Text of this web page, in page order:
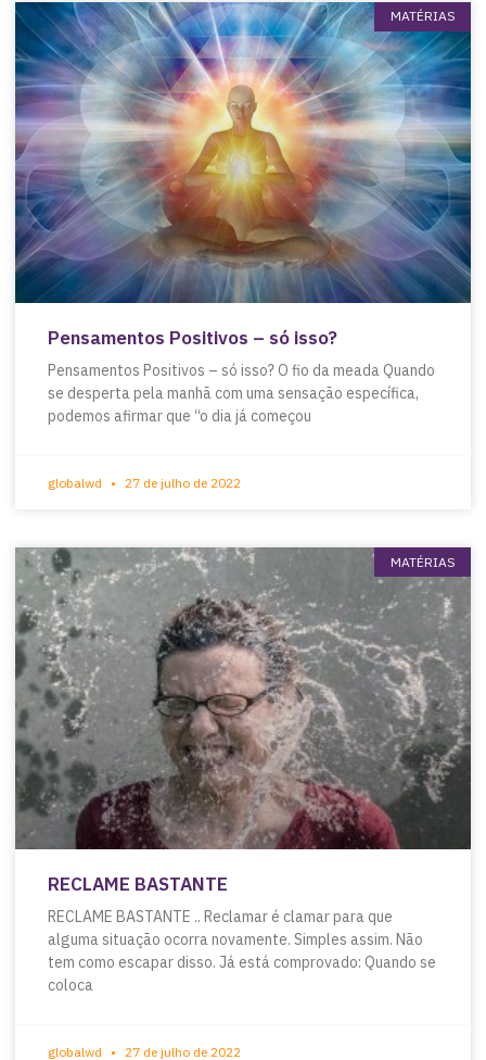
MATÉRIAS
Pensamentos Positivos – só isso?
Pensamentos Positivos – só isso? O fio da meada Quando
se desperta pela manhã com uma sensação específica,
podemos afirmar que “o dia já começou
globalwd 27 de julho de 2022
MATÉRIAS
RECLAME BASTANTE
RECLAME BASTANTE .. Reclamar é clamar para que
alguma situação ocorra novamente. Simples assim. Não
tem como escapar disso. Já está comprovado: Quando se
coloca
globalwd 27 de julho de 2022